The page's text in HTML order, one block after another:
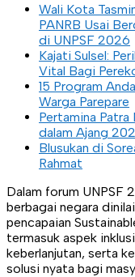
Wali Kota
PANRB Usai
di UNPSF 2026
Kajati Sulsel:
Vital Bagi
15 Program
Warga Parepare
Pertamina Patra
dalam Ajang
Blusukan di
Rahmat
Dalam forum UNPSF
berbagai negara
pencapaian
termasuk aspek
keberlanjutan, serta
solusi nyata bagi